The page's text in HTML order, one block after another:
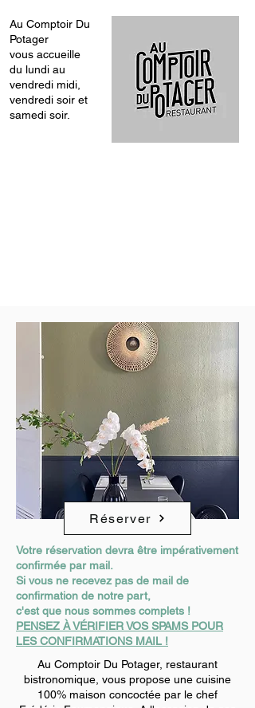
Au Comptoir Du
Potager
vous accueille
du lundi au
vendredi midi,
vendredi soir et
samedi soir.
Réserver
Votre réservation devra être impérativement
confirmée par mail.
Si vous ne recevez pas de mail de
confirmation de notre part,
c'est que nous sommes complets !
PENSEZ À VÉRIFIER VOS SPAMS POUR
LES CONFIRMATIONS MAIL !
Au Comptoir Du Potager, restaurant
bistronomique, vous propose une cuisine
100% maison concoctée par le chef